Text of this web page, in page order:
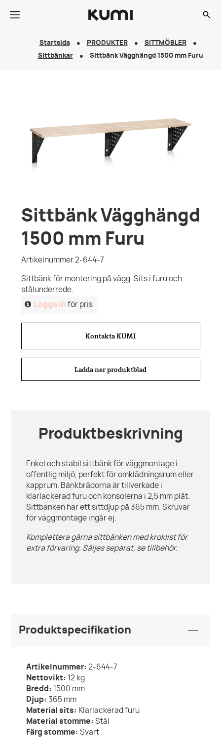
Startsida PRODUKTER
SITTMÖBLER
Sittbänkar
Sittbänk Vägghängd 1500 mm Furu
Sittbänk Vägghängd
1500 mm Furu
Artikelnummer 2-644-7
Sittbänk för montering på vägg. Sits i furu och
stålunderrede.
Logga in för pris
Kontakta KUMI
Ladda ner produktblad
Produktbeskrivning
Enkel och stabil sittbänk för väggmontage i
offentlig miljö, perfekt för omklädningsrum eller
kapprum. Bänkbrädorna är tillverkade i
klarlackerad furu och konsolerna i 2,5 mm plåt.
Sittbänken har ett sittdjup på 365 mm. Skruvar
för väggmontage ingår ej.
Komplettera gärna sittbänken med kroklist för
extra förvaring. Säljes separat, se tillbehör.
Produktspecifikation
Artikelnummer: 2-644-7
Nettovikt: 12 kg
Bredd: 1500 mm
Djup: 365 mm
Material sits: Klarlackerad furu
Material stomme: Stål
Färg stomme: Svart